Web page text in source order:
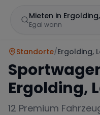
Mieten in
Egal wann
Standorte/Ergolding,
Ergolding,
12 Premium